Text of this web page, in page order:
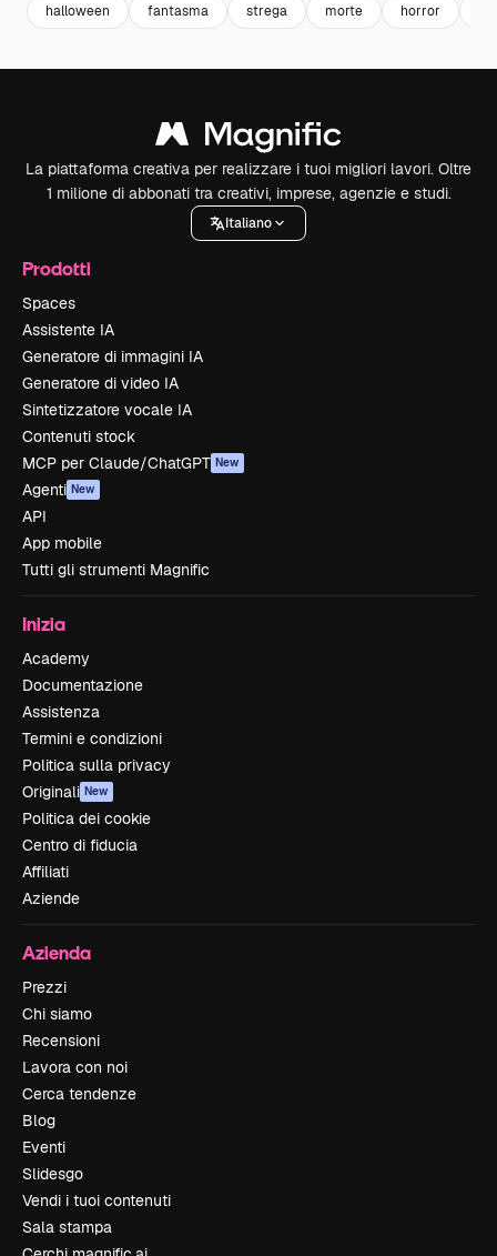
halloween fantasma strega morte horror
La piattaforma creativa per realizzare i tuoi migliori lavori. Oltre
1 milione di abbonati tra creativi, imprese, agenzie e studi.
Italiano
Prodotti
Spaces
Assistente IA
Generatore di immagini IA
Generatore di video IA
Sintetizzatore vocale IA
Contenuti stock
MCP per Claude/ChatGPT New
Agenti New
API
App mobile
Tutti gli strumenti Magnific
Inizia
Academy
Documentazione
Assistenza
Termini e condizioni
Politica sulla privacy
Originali New
Politica dei cookie
Centro di fiducia
Affiliati
Aziende
Azienda
Prezzi
Chi siamo
Recensioni
Lavora con noi
Cerca tendenze
Blog
Eventi
Slidesgo
Vendi i tuoi contenuti
Sala stampa